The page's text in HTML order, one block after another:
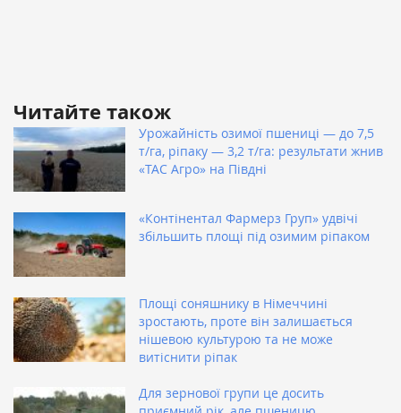
Читайте також
Урожайність озимої пшениці — до 7,5
т/га, ріпаку — 3,2 т/га: результати жнив
«ТАС Агро» на Півдні
«Контінентал Фармерз Груп» удвічі
збільшить площі під озимим ріпаком
Площі соняшнику в Німеччині
зростають, проте він залишається
нішевою культурою та не може
витіснити ріпак
Для зернової групи це досить